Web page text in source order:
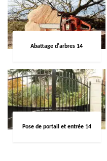
Abattage d'arbres 14
Pose de portail et entrée 14